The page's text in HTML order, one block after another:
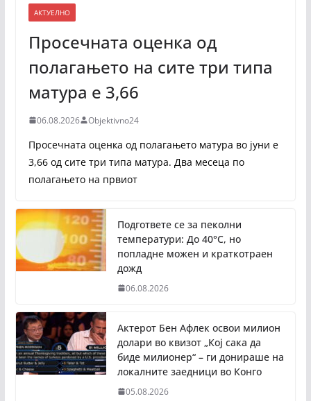
АКТУЕЛНО
Просечната оценка од
полагањето на сите три типа
матура е 3,66
06.08.2026 Objektivno24
Просечната оценка од полагањето матура во јуни е
3,66 од сите три типа матура. Два месеца по
полагањето на првиот
Подгответе се за пеколни
температури: До 40°C, но
попладне можен и краткотраен
дожд
06.08.2026
Актерот Бен Афлек освои милион
долари во квизот „Кој сака да
биде милионер“ – ги донираше на
локалните заедници во Конго
05.08.2026